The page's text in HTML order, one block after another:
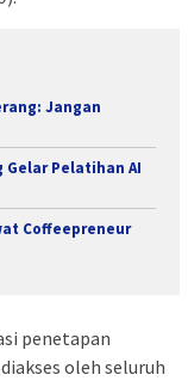
Jangan
Pelatihan AI
Coffeepreneur
penetapan
oleh seluruh